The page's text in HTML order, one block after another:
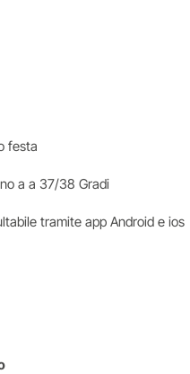
festa
a a 37/38 Gradi
tramite app Android e ios